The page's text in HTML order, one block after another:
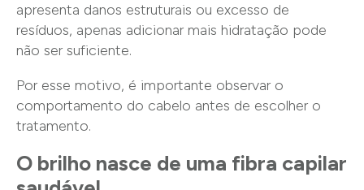
apresenta danos estruturais ou excesso de
resíduos, apenas adicionar mais hidratação pode
não ser suficiente.
Por esse motivo, é importante observar o
comportamento do cabelo antes de escolher o
tratamento.
O brilho nasce de uma fibra capilar